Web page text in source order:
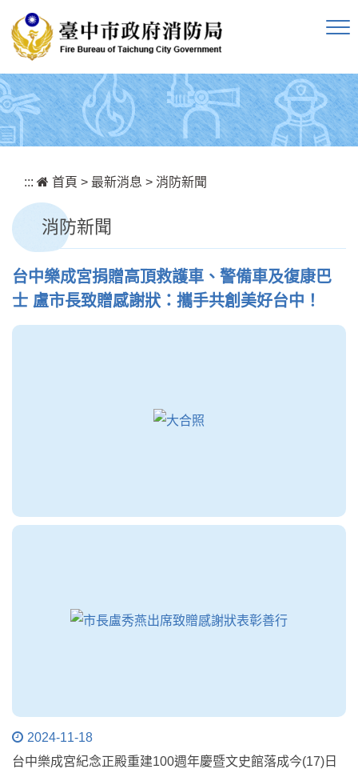
::: 首頁 > 最新消息 > 消防新聞
消防新聞
台中樂成宮捐贈高頂救護車、警備車及復康巴
士 盧市長致贈感謝狀：攜手共創美好台中！
2024-11-18
台中樂成宮紀念正殿重建100週年慶暨文史館落成今(17)日